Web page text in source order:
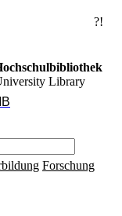
?!
Library
Forschung